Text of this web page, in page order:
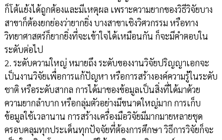
ก็โต้แย้งได้ถูกต้องและมีเหตุผล เพราะความยากของวิธีวิจัยบาง
สาขาก็ต้องยกย่องว่ายากยิ่ง บางสาขาเชิงวิศวกรรม หรือทาง
วิทยาศาสตร์ก็ยากยิ่งที่จะเข้าใจได้เหมือนกัน ก็จะมีคำตอบใน
ระดับต่อไป
2. ระดับความใหญ่ หมายถึง ระดับของงานวิจัยปริญญาเอกจะ
เป็นงานวิจัยเพื่อการแก้ปัญหา หรือการสร้างองค์ความรู้ในระดับ
ชาติ หรือระดับสากล การได้มาของข้อมูลเป็นสิ่งที่ได้มาด้วย
ความยากลำบาก หรือกลุ่มตัวอย่างมีขนาดใหญ่มาก การเก็บ
ข้อมูลใช้เวลานาน การสร้างเครื่องมือวิจัยมีมากมายหลายชุด
ครอบคลุมทุกประเด็นทุกปัจจัยที่ต้องการศึกษา วิธีการวิจัยก็จะ